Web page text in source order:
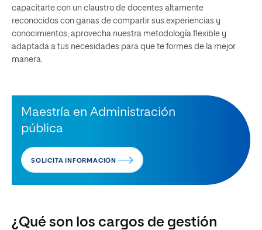
capacitarte con un claustro de docentes altamente
reconocidos con ganas de compartir sus experiencias y
conocimientos; aprovecha nuestra metodología flexible y
adaptada a tus necesidades para que te formes de la mejor
manera.
Maestría en Administración
pública
SOLICITA INFORMACIÓN
¿Qué son los cargos de gestión